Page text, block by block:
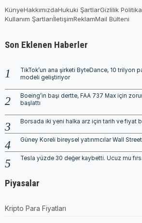
KünyeHakkımızdaHukuki ŞartlarGizlilik
Kullanım ŞartlarıİletişimReklamMail Bülteni
Son Eklenen Haberler
TikTok’un ana şirketi ByteDance, 10 trilyon
modeli geliştiriyor
Boeing’in başı dertte, FAA 737 Max için
başlattı
Borsada iki yeni halka arz için tarih ve fiyat
Güney Koreli bireysel yatırımcılar Wall
Tesla yüzde 30 değer kaybetti. Ucuz mu
Piyasalar
Kripto Para Fiyatları